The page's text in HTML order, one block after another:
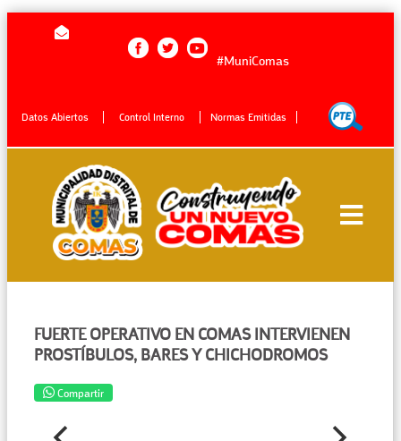
#MuniComas
Datos Abiertos Control Interno Normas Emitidas
FUERTE OPERATIVO EN COMAS INTERVIENEN
PROSTÍBULOS, BARES Y CHICHODROMOS
Compartir